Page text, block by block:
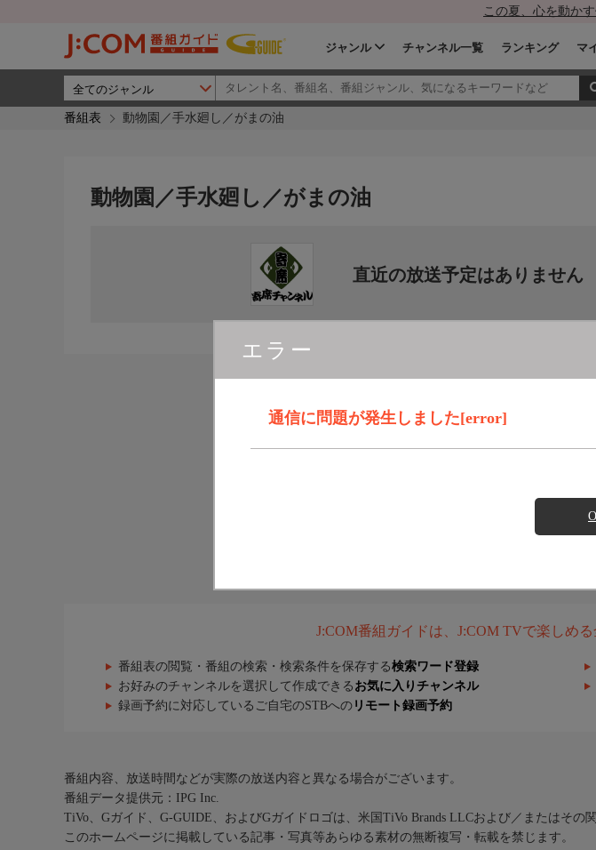
この夏、心を動か
ジャンル チャンネル一覧 ランキング マ
番組表 動物園／手水廻し／がまの油
エラー
通信に問題が発生しました[error]
動物園／手水廻し／がまの油
直近の放送予定はありません
J:COM番組ガイドは、J:COM TVで楽しめ
番組表の閲覧・番組の検索・検索条件を保存する検索ワード登録
お好みのチャンネルを選択して作成できる お気に入りチャンネル
録画予約に対応しているご自宅のSTBへの リモート録画予約
番組内容、放送時間などが実際の放送内容と異なる場合がございます。
番組データ提供元：IPG Inc.
TiVo、Gガイド、G-GUIDE、およびGガイドロゴは、米国TiVo Brands LLCおよび／またはその
このホームページに掲載している記事・写真等あらゆる素材の無断複写・転載を禁じます。